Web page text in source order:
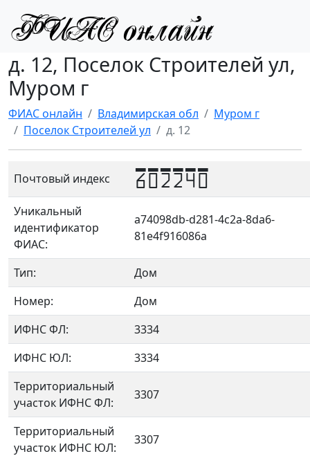
д. 12, Поселок Строителей ул,
Муром г
ФИАС онлайн Владимирская обл
Муром г
Поселок Строителей ул
д. 12
Почтовый индекс 602240
Уникальный
идентификатор
ФИАС:
a74098db-d281-4c2a-8da6-
81e4f916086a
Тип:
Дом
Номер:
Дом
ИФНС ФЛ:
3334
ИФНС ЮЛ:
3334
Территориальный
участок ИФНС ФЛ:
3307
Территориальный
участок ИФНС ЮЛ:
3307